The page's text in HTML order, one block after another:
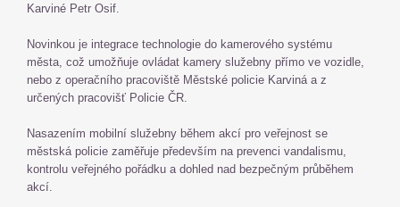
Karviné Petr Osif.
Novinkou je integrace technologie do kamerového systému
města, což umožňuje ovládat kamery služebny přímo ve vozidle,
nebo z operačního pracoviště Městské policie Karviná a z
určených pracovišť Policie ČR.
Nasazením mobilní služebny během akcí pro veřejnost se
městská policie zaměřuje především na prevenci vandalismu,
kontrolu veřejného pořádku a dohled nad bezpečným průběhem
akcí.